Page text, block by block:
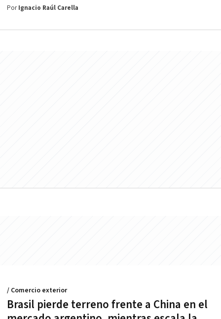
PorIgnacio Raúl Carella
Brasil pierde terreno frente a China en el
/ Comercio exterior